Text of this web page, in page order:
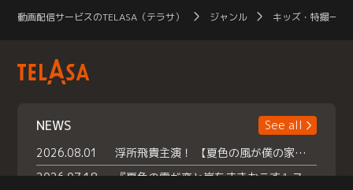
動画配信サービスのTELASA（テラサ） ジャンル キッズ・特撮一覧
NEWS
See all
2026.08.01
浮所飛貴主演！ 【夏色の風が僕の家にやってきた】 本日よりテラサで独占配信スタート！
2026.07.18
『夏色の雲が恋と嵐をまきおこす』スペシャルメイキング 【Part1】2026年７月18日（土）23時30分～配信スタート！話題のシーンの裏側を大公開！豪華キャスト大集合！ 『武宮家 真夏の家族会議』開催！